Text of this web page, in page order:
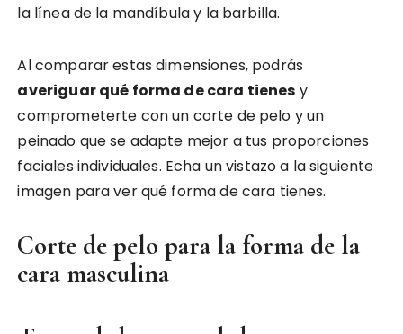
la línea de la mandíbula y la barbilla.
Al comparar estas dimensiones, podrás
averiguar qué forma de cara tienes y
comprometerte con un corte de pelo y un
peinado que se adapte mejor a tus proporciones
faciales individuales. Echa un vistazo a la siguiente
imagen para ver qué forma de cara tienes.
Corte de pelo para la forma de la
cara masculina